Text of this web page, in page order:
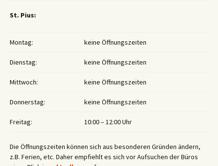
St. Pius:
Montag: keine Öffnungszeiten
Dienstag: keine Öffnungszeiten
Mittwoch: keine Öffnungszeiten
Donnerstag: keine Öffnungszeiten
Freitag: 10:00 – 12:00 Uhr
Die Öffnungszeiten können sich aus besonderen Gründen ändern,
z.B. Ferien, etc. Daher empfiehlt es sich vor Aufsuchen der Büros